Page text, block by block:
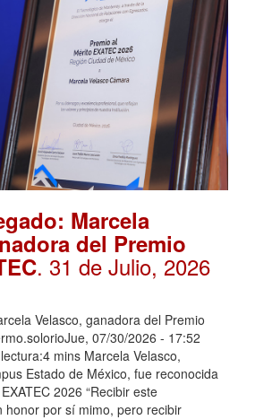
Marcela
del Premio
. 31 de Julio, 2026
Velasco, ganadora del Premio
07/30/2026 - 17:52
mins Marcela Velasco,
Estado de México, fue reconocida
2026 “Recibir este
honor por sí mimo, pero recibir